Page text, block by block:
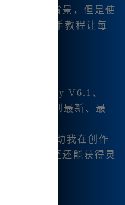
艺术专业背景，但是使
友好，新手教程让每
。
Midjourney V6.1、
都能体验到最新、最
对话系统帮助我在创作
功能，甚至还能获得灵